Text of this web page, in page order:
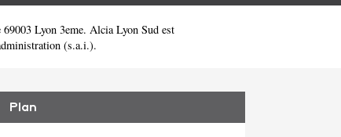
Lyon 3eme. Alcia Lyon Sud est
(s.a.i.).
Plan